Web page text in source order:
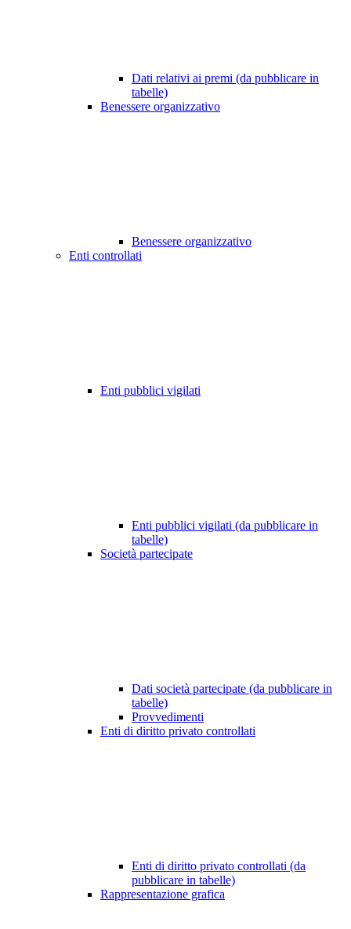
Dati relativi ai premi (da pubblicare in
tabelle)
Benessere organizzativo
Benessere organizzativo
Enti controllati
Enti pubblici vigilati
Enti pubblici vigilati (da pubblicare in
tabelle)
Società partecipate
Dati società partecipate (da pubblicare in
tabelle)
Provvedimenti
Enti di diritto privato controllati
Enti di diritto privato controllati (da
pubblicare in tabelle)
Rappresentazione grafica